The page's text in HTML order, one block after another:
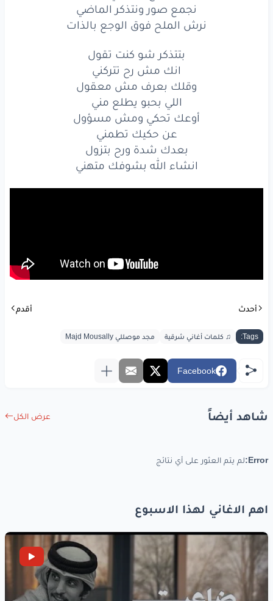
نجمع صور ونتذكر الماضي
نرش الملح فوق الوجع بالذات
بتتذكر شو كنت تقول
انك مش رح تتركني
وقلك بعرف مش معقول
اللي بحبو يطلع مني
أوعك تحكي ومش مسؤول
عن حكيك تطمني
بعدك شدة ورح بتزول
انشاء الله بشوفك متهني
أحدث أقدم
Tags: ♫ كلمات أغاني شرقية مجد موصللي Majd Mousally
Facebook
شاهد أيضاً عرض الكل
Error: لم يتم العثور على أي نتائج
اهم الاغاني لهذا الاسبوع